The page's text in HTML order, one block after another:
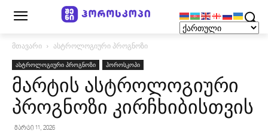
მთავარი ასტროლოგიური პროგნოზი
ასტროლოგიური პროგნოზი ჰოროსკოპი
მარტის ასტროლოგიური
პროგნოზი კირჩხიბისთვის
მარტი 11, 2026